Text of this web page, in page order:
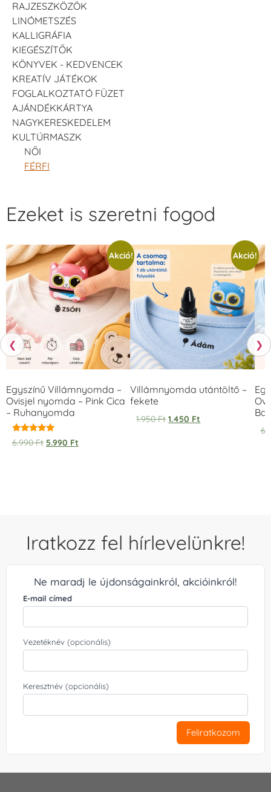
RAJZESZKÖZÖK
LINÓMETSZÉS
KALLIGRÁFIA
KIEGÉSZÍTŐK
KÖNYVEK - KEDVENCEK
KREATÍV JÁTÉKOK
FOGLALKOZTATÓ FÜZET
AJÁNDÉKKÁRTYA
NAGYKERESKEDELEM
KULTÚRMASZK
NŐI
FÉRFI
❮
Ezeket is szeretni fogod
Akció!
Egyszínű Villámnyomda –
Ovisjel nyomda – Pink Cica
– Ruhanyomda
Értékelés:
5.00
6.990Ft 5.990 Ft
Akció!
Villámnyomda utántöltő –
fekete
1.950Ft 1.450 Ft
❯
Iratkozz fel hírlevelünkre!
Ne maradj le újdonságainkról, akcióinkról!
E-mail címed
Vezetéknév (opcionális)
Keresztnév (opcionális)
Feliratkozom